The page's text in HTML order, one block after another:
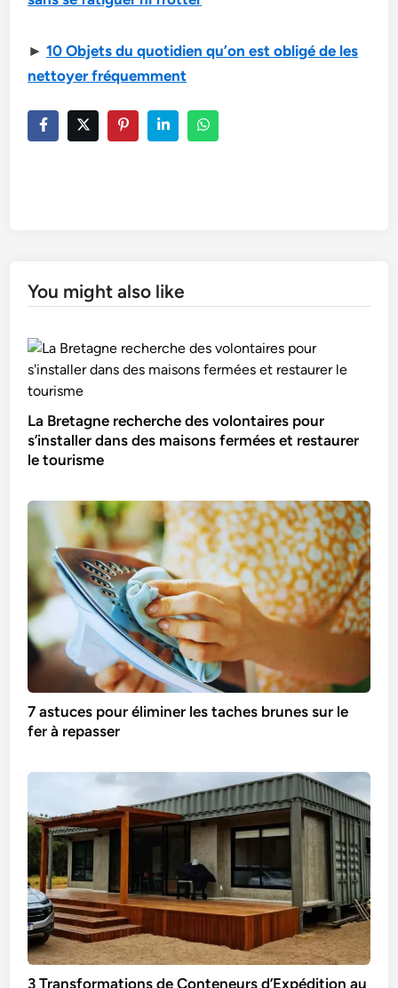
►10 Objets du quotidien qu’on est obligé de les
nettoyer fréquemment
You might also like
La Bretagne recherche des volontaires pour
s’installer dans des maisons fermées et restaurer
le tourisme
7 astuces pour éliminer les taches brunes sur le
fer à repasser
3 Transformations de Conteneurs d’Expédition au